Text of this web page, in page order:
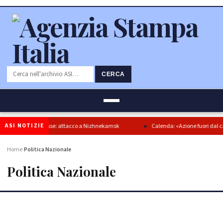
CERCA
ASI NOTIZIErusse: attacco a Nizhnekamsk Calenda: «Azione fuori dal
HomePolitica Nazionale
Politica Nazionale